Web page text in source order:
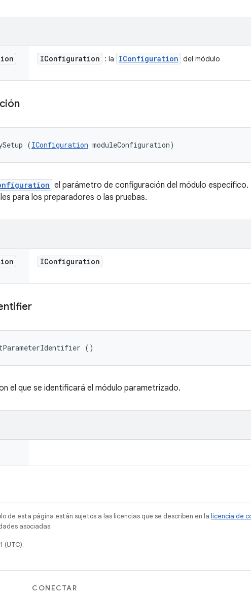
IConfiguration : la IConfiguration del módulo
(IConfiguration moduleConfiguration)
el parámetro de configuración del módulo
para los preparadores o las pruebas.
IConfiguration
()
el que se identificará el módulo parametrizado.
de esta página están sujetos a las licencias que se describen en la licencia de
asociadas.
(UTC).
CONECTAR